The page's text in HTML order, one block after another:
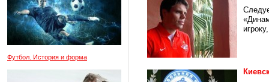
Футбол. История и форма